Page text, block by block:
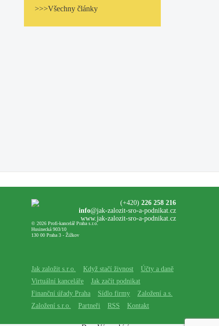
>>>Všechny články
© 2026 Profi-kancelář Praha s.r.o.
Husinecká 903/10
130 00 Praha 3 - Žižkov
(+420) 226 258 216
info@jak-zalozit-sro-a-podnikat.cz
www.jak-zalozit-sro-a-podnikat.cz
Jak založit s.r.o. Když stačí živnost
Účty a daně
Virtuální kanceláře
Jak začít podnikat
Finanční úřady Praha
Sídlo firmy
Založení a.s.
Založení s.r.o.
Partneři RSS Kontakt